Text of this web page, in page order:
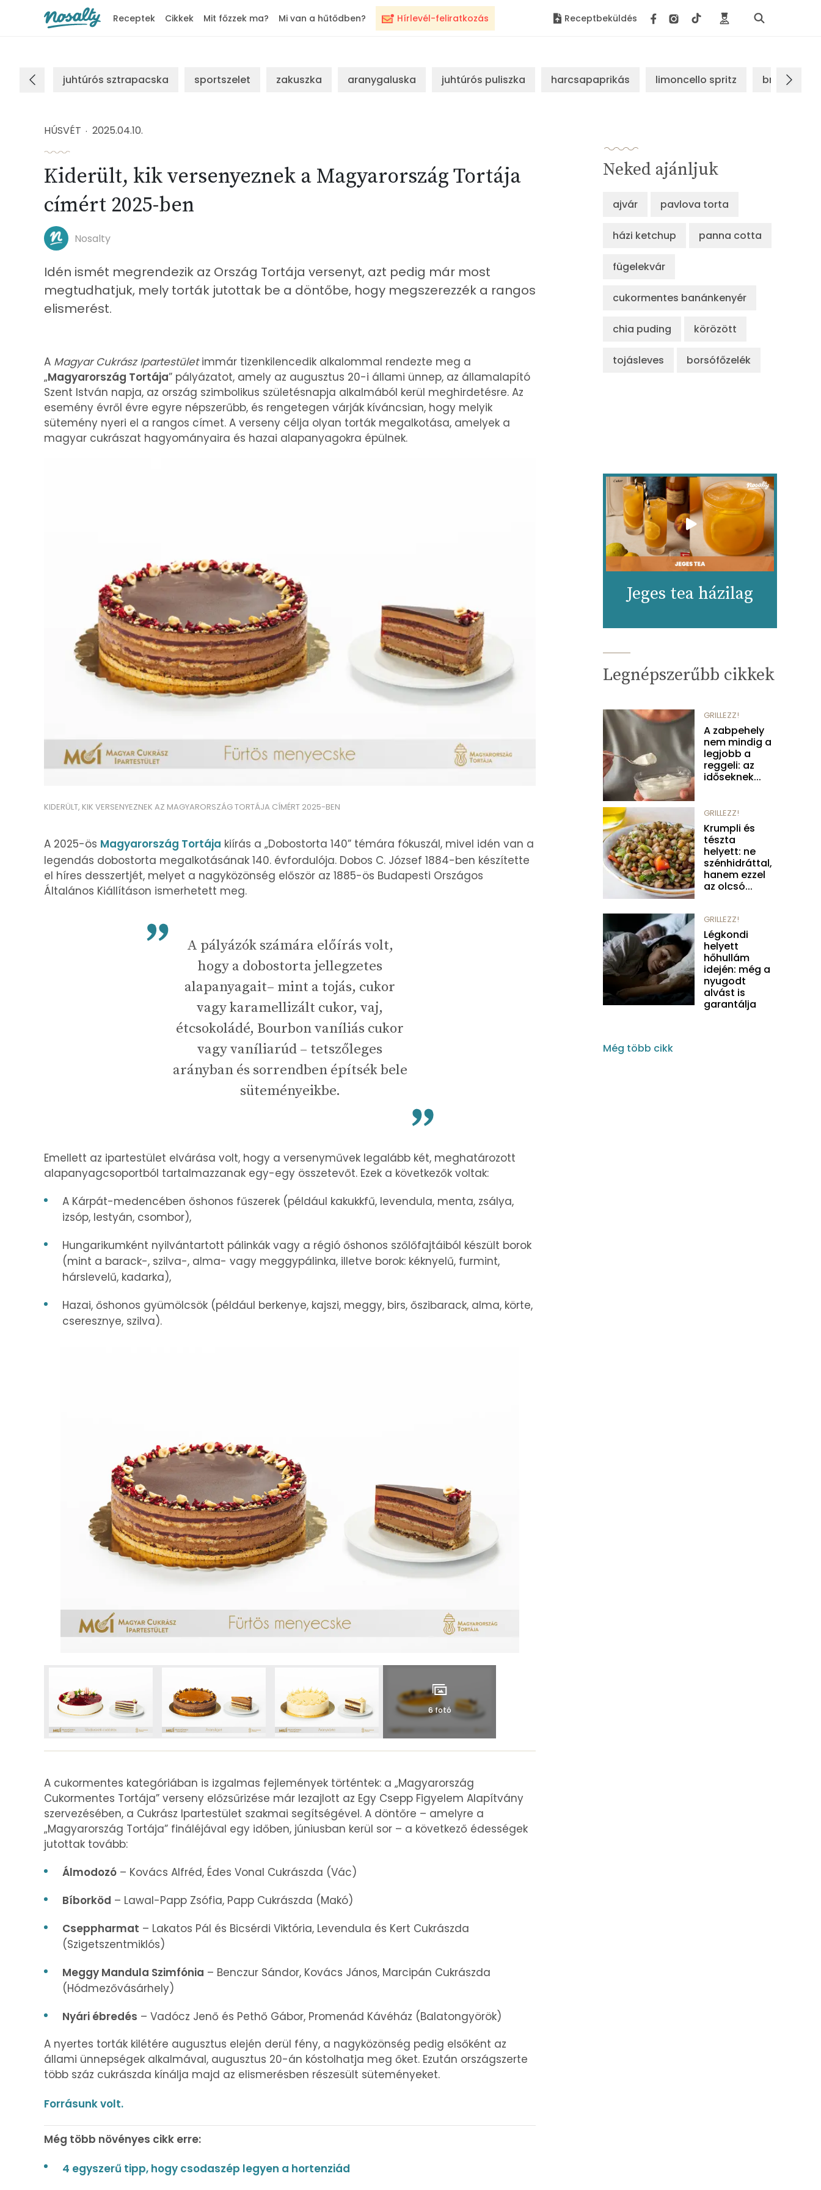
Hírlevél-feliratkozás
Receptek Cikkek Mit főzzek ma? Mi van a hűtődben? Receptbeküldés
juhtúrós sztrapacska sportszelet zakuszka aranygaluska juhtúrós puliszka harcsapaprikás limoncello spritz brassói
HÚSVÉT 2025.04.10.
Kiderült, kik versenyeznek a Magyarország Tortája
címért 2025-ben
Nosalty
Idén ismét megrendezik az Ország Tortája versenyt, azt pedig már most
megtudhatjuk, mely torták jutottak be a döntőbe, hogy megszerezzék a rangos
elismerést.
A Magyar Cukrász Ipartestületimmár tizenkilencedik alkalommal rendezte meg a
„Magyarország Tortája” pályázatot, amely az augusztus 20-i állami ünnep, az államalapító
Szent István napja, az ország szimbolikus születésnapja alkalmából kerül meghirdetésre. Az
esemény évről évre egyre népszerűbb, és rengetegen várják kíváncsian, hogy melyik
sütemény nyeri el a rangos címet. A verseny célja olyan torták megalkotása, amelyek a
magyar cukrászat hagyományaira és hazai alapanyagokra épülnek.
KIDERÜLT, KIK VERSENYEZNEK AZ MAGYARORSZÁG TORTÁJA CÍMÉRT 2025-BEN
A 2025-ös Magyarország Tortája kiírás a „Dobostorta 140” témára fókuszál, mivel idén van a
legendás dobostorta megalkotásának 140. évfordulója. Dobos C. József 1884-ben készítette
el híres desszertjét, melyet a nagyközönség először az 1885-ös Budapesti Országos
Általános Kiállításon ismerhetett meg.
A pályázók számára előírás volt,
hogy a dobostorta jellegzetes
alapanyagait– mint a tojás, cukor
vagy karamellizált cukor, vaj,
étcsokoládé, Bourbon vaníliás cukor
vagy vaníliarúd – tetszőleges
arányban és sorrendben építsék bele
süteményeikbe.
Emellett az ipartestület elvárása volt, hogy a versenyművek legalább két, meghatározott
alapanyagcsoportból tartalmazzanak egy-egy összetevőt. Ezek a következők voltak:
A Kárpát-medencében őshonos fűszerek (például kakukkfű, levendula, menta, zsálya,
izsóp, lestyán, csombor),
Hungarikumként nyilvántartott pálinkák vagy a régió őshonos szőlőfajtáiból készült borok
(mint a barack-, szilva-, alma- vagy meggypálinka, illetve borok: kéknyelű, furmint,
hárslevelű, kadarka),
Hazai, őshonos gyümölcsök (például berkenye, kajszi, meggy, birs, őszibarack, alma, körte,
cseresznye, szilva).
6 fotó
A cukormentes kategóriában is izgalmas fejlemények történtek: a „Magyarország
Cukormentes Tortája” verseny előzsűrizése már lezajlott az Egy Csepp Figyelem Alapítvány
szervezésében, a Cukrász Ipartestület szakmai segítségével. A döntőre – amelyre a
„Magyarország Tortája” fináléjával egy időben, júniusban kerül sor – a következő édességek
jutottak tovább:
Álmodozó – Kovács Alfréd, Édes Vonal Cukrászda (Vác)
Bíborköd – Lawal-Papp Zsófia, Papp Cukrászda (Makó)
Cseppharmat – Lakatos Pál és Bicsérdi Viktória, Levendula és Kert Cukrászda
(Szigetszentmiklós)
Meggy Mandula Szimfónia – Benczur Sándor, Kovács János, Marcipán Cukrászda
(Hódmezővásárhely)
Nyári ébredés – Vadócz Jenő és Pethő Gábor, Promenád Kávéház (Balatongyörök)
A nyertes torták kilétére augusztus elején derül fény, a nagyközönség pedig elsőként az
állami ünnepségek alkalmával, augusztus 20-án kóstolhatja meg őket. Ezután országszerte
több száz cukrászda kínálja majd az elismerésben részesült süteményeket.
Forrásunk volt.
Még több növényes cikk erre:
4 egyszerű tipp, hogy csodaszép legyen a hortenziád
Neked ajánljuk
ajvár pavlova torta
házi ketchup panna cotta
fügelekvár
cukormentes banánkenyér
chia puding körözött
tojásleves borsófőzelék
Jeges tea házilag
Legnépszerűbb cikkek
GRILLEZZ!
A zabpehely
nem mindig a
legjobb a
reggeli: az
időseknek...
GRILLEZZ!
Krumpli és
tészta
helyett: ne
szénhidráttal,
hanem ezzel
az olcsó...
GRILLEZZ!
Légkondi
helyett
hőhullám
idején: még a
nyugodt
alvást is
garantálja
Még több cikk